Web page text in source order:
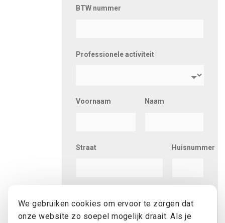
BTW nummer
Professionele activiteit
Voornaam Naam
Straat Huisnummer
We gebruiken cookies om ervoor te zorgen dat
onze website zo soepel mogelijk draait. Als je